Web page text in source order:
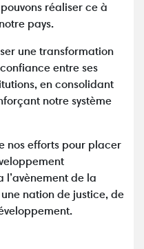
réaliser ce à
pays.
une transformation
entre ses
en consolidant
notre système
nos efforts pour placer
de la
nation de justice, de